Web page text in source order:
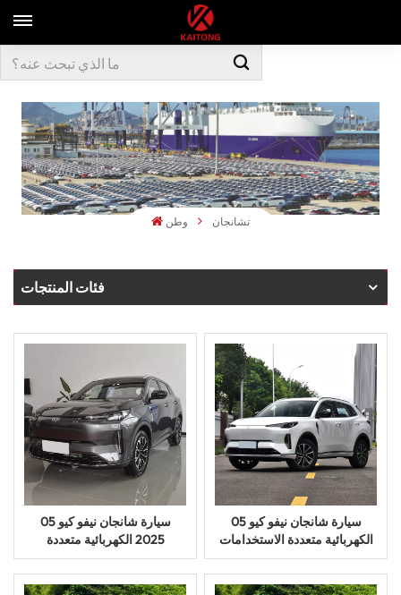
وطن تشانجان
فئات المنتجات
سيارة شانجان نيفو كيو 05
2025 الكهربائية متعددة
الاستخدامات طويلة المدى ذات
الدفع الذكي وخمسة أبواب
سيارة شانجان نيفو كيو 05
الكهربائية متعددة الاستخدامات
المدمجة، سيارة كهربائية
بخمسة مقاعد، موديل 2025